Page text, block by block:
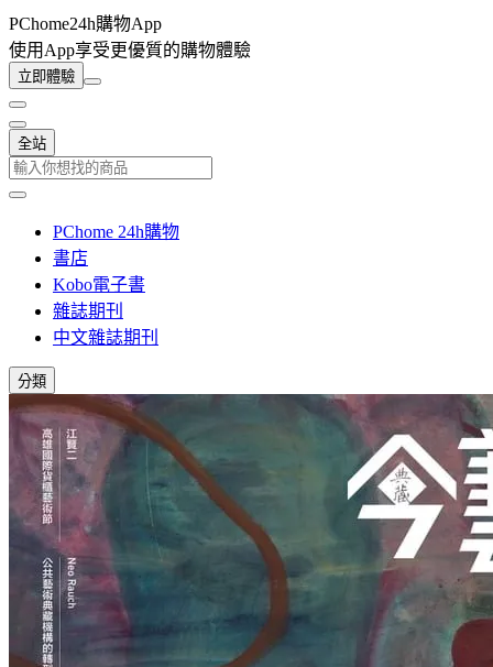
PChome24h購物App
使用App享受更優質的購物體驗
立即體驗
全站
PChome 24h購物
書店
Kobo電子書
雜誌期刊
中文雜誌期刊
分類